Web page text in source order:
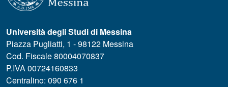
Università degli Studi di Messina
Piazza Pugliatti, 1 - 98122 Messina
Cod. Fiscale 80004070837
P.IVA 00724160833
Centralino: 090 676 1